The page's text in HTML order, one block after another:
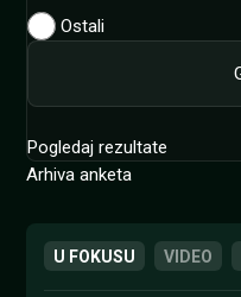
Ostali
Pogledaj rezultate
Arhiva anketa
U FOKUSU VIDEO